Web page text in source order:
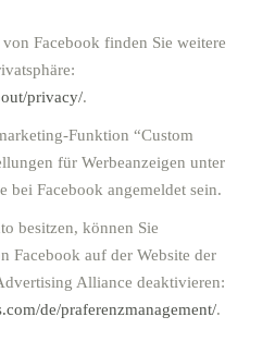
Facebook finden Sie weitere
privacy/.
Funktion “Custom
für Werbeanzeigen unter
bei Facebook angemeldet sein.
besitzen, können Sie
Facebook auf der Website der
Alliance deaktivieren:
de/praferenzmanagement/.